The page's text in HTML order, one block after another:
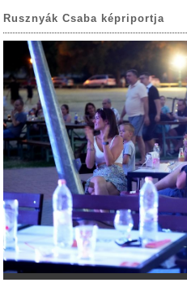
Rusznyák Csaba képriportja